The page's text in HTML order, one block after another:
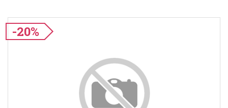
-20%